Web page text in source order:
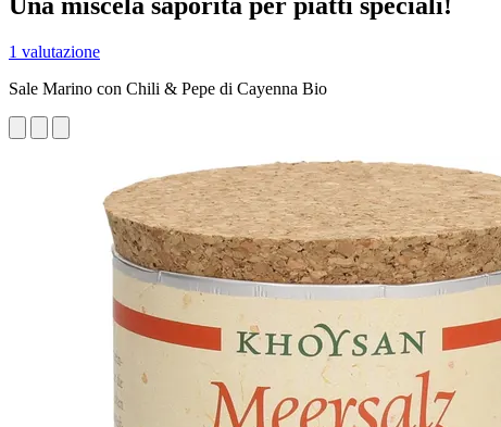
1 valutazione
Sale Marino con Chili & Pepe di Cayenna Bio